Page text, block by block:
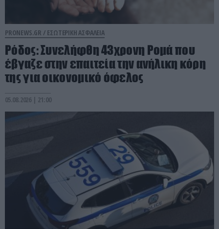
PRONEWS.GR / ΕΣΩΤΕΡΙΚΗ ΑΣΦΑΛΕΙΑ
Ρόδος: Συνελήφθη 43χρονη Ρομά που
έβγαζε στην επαιτεία την ανήλικη κόρη
της για οικονομικό όφελος
05.08.2026 | 21:00